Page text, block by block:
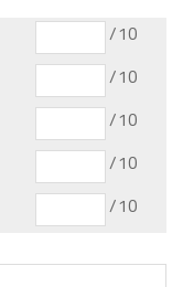
/10
/10
/10
/10
/10